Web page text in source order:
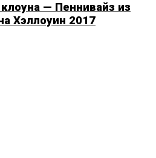
— Пеннивайз из
Хэллоуин 2017